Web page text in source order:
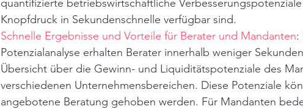
quantifizierte betriebswirtschaftliche
Knopfdruck in Sekundenschnelle verfügbar sind.
Schnelle Ergebnisse und Vorteile für Berater und Mandanten:
Potenzialanalyse erhalten Berater innerhalb weniger
Übersicht über die Gewinn- und Liquiditätspotenziale des
verschiedenen Unternehmensbereichen. Diese Potenziale
angebotene Beratung gehoben werden. Für Mandanten